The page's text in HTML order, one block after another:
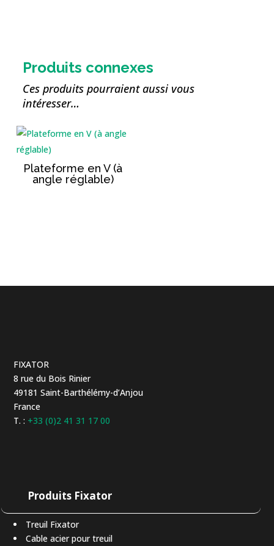
Produits connexes
Ces produits pourraient aussi vous
intéresser…
Plateforme en V (à
angle réglable)
FIXATOR
8 rue du Bois Rinier
49181 Saint-Barthélémy-d’Anjou
France
T. : +33 (0)2 41 31 17 00
Produits Fixator
Treuil Fixator
Cable acier pour treuil